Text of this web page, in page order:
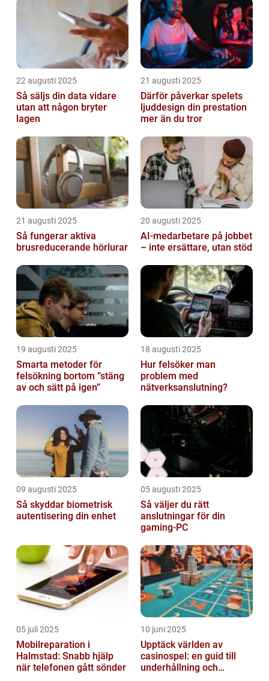
22 augusti 2025
Så säljs din data vidare
utan att någon bryter
lagen
21 augusti 2025
Därför påverkar spelets
ljuddesign din prestation
mer än du tror
21 augusti 2025
Så fungerar aktiva
brusreducerande hörlurar
20 augusti 2025
AI‑medarbetare på jobbet
– inte ersättare, utan stöd
19 augusti 2025
Smarta metoder för
felsökning bortom ”stäng
av och sätt på igen”
18 augusti 2025
Hur felsöker man
problem med
nätverksanslutning?
09 augusti 2025
Så skyddar biometrisk
autentisering din enhet
05 augusti 2025
Så väljer du rätt
anslutningar för din
gaming-PC
05 juli 2025
Mobilreparation i
Halmstad: Snabb hjälp
när telefonen gått sönder
10 juni 2025
Upptäck världen av
casinospel: en guid till
underhållning och